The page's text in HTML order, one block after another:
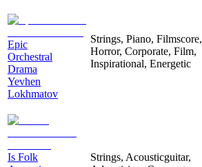
Epic
Orchestral
Drama
Yevhen
Lokhmatov
Strings, Piano, Filmscore,
Horror, Corporate, Film,
Inspirational, Energetic
Is Folk
Strings, Acousticguitar,